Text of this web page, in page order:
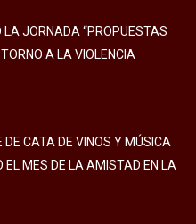
LA JORNADA “PROPUESTAS
A LA VIOLENCIA
DE CATA DE VINOS Y MÚSICA
EL MES DE LA AMISTAD EN LA